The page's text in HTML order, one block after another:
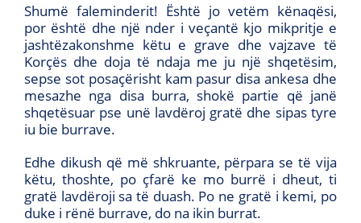
Shumë faleminderit! Është jo vetëm kënaqësi,
por është dhe një nder i veçantë kjo mikpritje e
jashtëzakonshme këtu e grave dhe vajzave të
Korçës dhe doja të ndaja me ju një shqetësim,
sepse sot posaçërisht kam pasur disa ankesa dhe
mesazhe nga disa burra, shokë partie që janë
shqetësuar pse unë lavdëroj gratë dhe sipas tyre
iu bie burrave.
Edhe dikush që më shkruante, përpara se të vija
këtu, thoshte, po çfarë ke mo burrë i dheut, ti
gratë lavdëroji sa të duash. Po ne gratë i kemi, po
duke i rënë burrave, do na ikin burrat.